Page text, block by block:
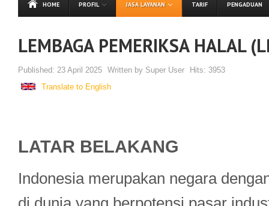
HOME PROFIL JASA LAYANAN TARIF PENGADUAN
LEMBAGA PEMERIKSA HALAL
Published: 23 April 2025 Written by Super User Hits: 3953
Translate to English
LATAR BELAKANG
Indonesia merupakan negara